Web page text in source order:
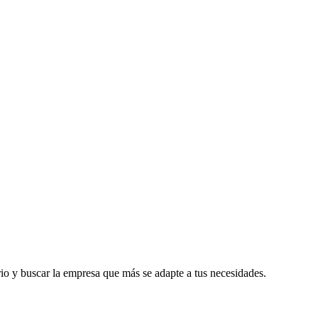
buscar la empresa que más se adapte a tus necesidades.